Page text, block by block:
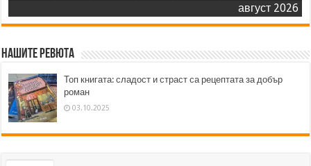
август 2026
Нашите ревюта
Топ книгата: сладост и страст са рецептата за добър
роман
03.10.2025